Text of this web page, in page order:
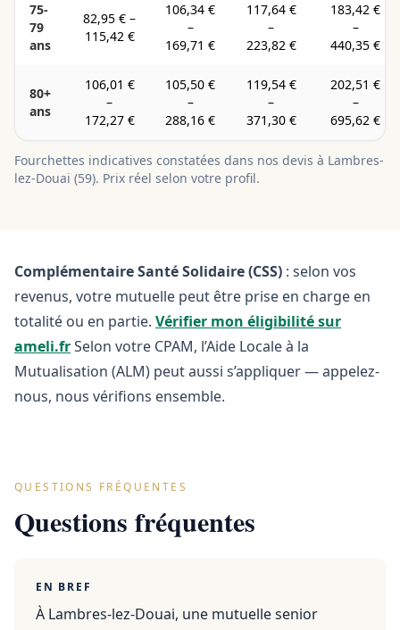
75-
79
ans
82,95 € –
115,42 €
106,34 €
–
169,71 €
117,64 €
–
223,82 €
183,42 €
–
440,35 €
80+
ans
106,01 €
–
172,27 €
105,50 €
–
288,16 €
119,54 €
–
371,30 €
202,51 €
–
695,62 €
Fourchettes indicatives constatées dans nos devis à Lambres-
lez-Douai (59). Prix réel selon votre profil.
Complémentaire Santé Solidaire (CSS) : selon vos
revenus, votre mutuelle peut être prise en charge en
totalité ou en partie. Vérifier mon éligibilité sur
ameli.frSelon votre CPAM, l’Aide Locale à la
Mutualisation (ALM) peut aussi s’appliquer — appelez-
nous, nous vérifions ensemble.
QUESTIONS FRÉQUENTES
Questions fréquentes
EN BREF
À Lambres-lez-Douai, une mutuelle senior